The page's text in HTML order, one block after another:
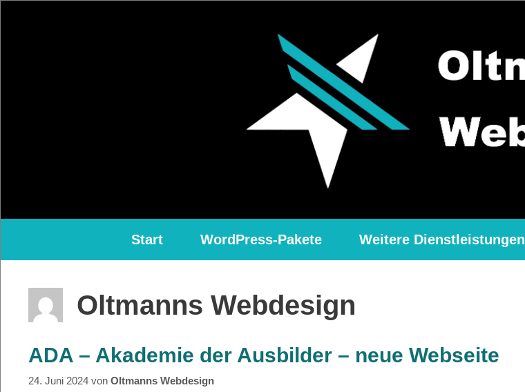
Start WordPress-Pakete Weitere Dienstleistungen
Oltmanns Webdesign
ADA – Akademie der Ausbilder – neue Webseite
24. Juni 2024 von Oltmanns Webdesign